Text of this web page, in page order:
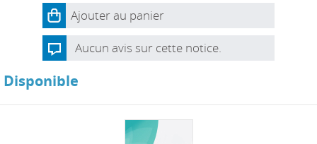
Ajouter au panier
Aucun avis sur cette notice.
Disponible